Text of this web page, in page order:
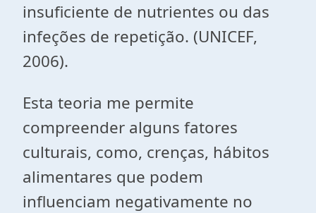
insuficiente de nutrientes ou das
infeções de repetição. (UNICEF,
2006).
Esta teoria me permite
compreender alguns fatores
culturais, como, crenças, hábitos
alimentares que podem
influenciam negativamente no